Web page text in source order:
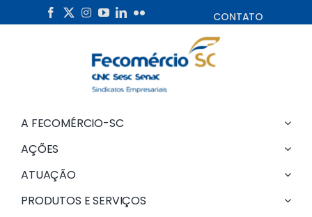
to
CONTATO
A FECOMÉRCIO-SC
AÇÕES
ATUAÇÃO
PRODUTOS E SERVIÇOS